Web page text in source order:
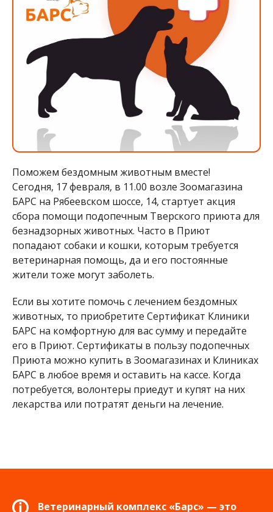
Поможем бездомным животным вместе!
Сегодня, 17 февраля, в 11.00 возле Зоомагазина
БАРС на Рябеевском шоссе, 14, стартует акция
сбора помощи подопечным Тверского приюта для
безнадзорных животных. Часто в Приют
попадают собаки и кошки, которым требуется
ветеринарная помощь, да и его постоянные
жители тоже могут заболеть.
Если вы хотите помочь с лечением бездомных
животных, то приобретите Сертификат Клиники
БАРС на комфортную для вас сумму и передайте
его в Приют. Сертификаты в пользу подопечных
Приюта можно купить в Зоомагазинах и Клиниках
БАРС в любое время и оставить на кассе. Когда
потребуется, волонтеры приедут и купят на них
лекарства или потратят деньги на лечение.
Ветеринарный комплекс «Барс» — это